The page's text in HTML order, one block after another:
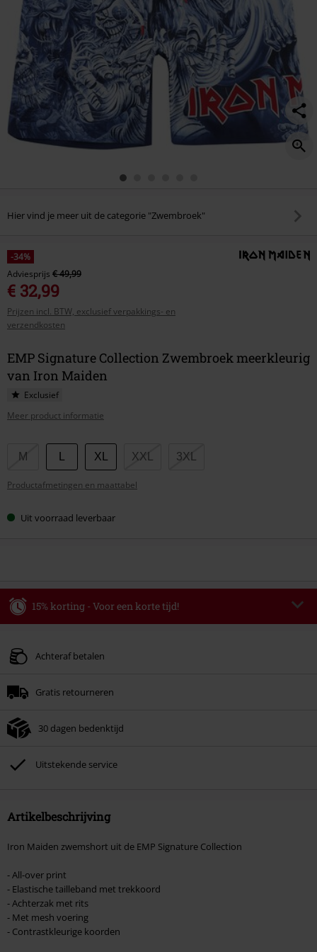
Hier vind je meer uit de categorie "Zwembroek"
-34%
Adviesprijs € 49,99
€ 32,99
Prijzen incl. BTW, exclusief verpakkings- en
verzendkosten
EMP Signature Collection Zwembroek meerkleurig
van Iron Maiden
Exclusief
Meer product informatie
Kies
maat
M XL XXL 3XL
Productafmetingen en maattabel
Uit voorraad leverbaar
15% korting - Voor een korte tijd!
Geldig t/m 09-08-2026
Zodra je de code hebt ingevoerd, wordt de korting automatisch verrekend in
Kan niet gecombineerd worden met andere kortingscodes. Boeken, media,
Toten Hosen, Metality, cadeaubonnen en artikelen met een inbegrepen
donatie zijn uitgesloten van de korting.
Achteraf betalen
Gratis retourneren
30 dagen bedenktijd
Uitstekende service
Artikelbeschrijving
Iron Maiden zwemshort uit de EMP Signature Collection
- All-over print
- Elastische tailleband met trekkoord
- Achterzak met rits
- Met mesh voering
- Contrastkleurige koorden